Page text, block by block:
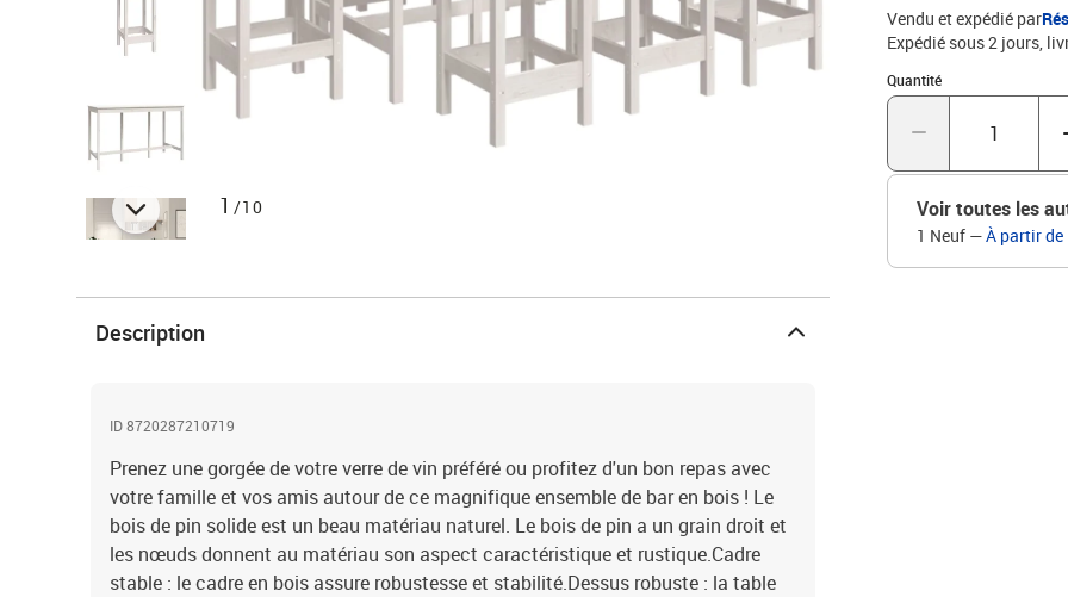
1 /10
Vendu et expédié par
Expédié sous 2 jours
Quantité
Quantité : 1
Voir toutes les
1 Neuf —À partir de
Description
ID 8720287210719
Prenez une gorgée de votre verre de vin préféré ou profitez d'un bon repas avec
votre famille et vos amis autour de ce magnifique ensemble de bar en bois ! Le
bois de pin solide est un beau matériau naturel. Le bois de pin a un grain droit et
les nœuds donnent au matériau son aspect caractéristique et rustique.Cadre
stable : le cadre en bois assure robustesse et stabilité.Dessus robuste : la table